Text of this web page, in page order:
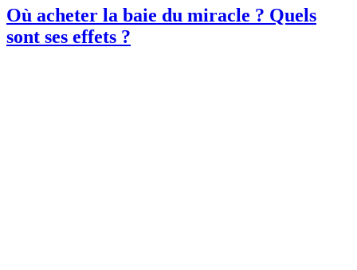
Où acheter la baie du miracle ? Quels
sont ses effets ?